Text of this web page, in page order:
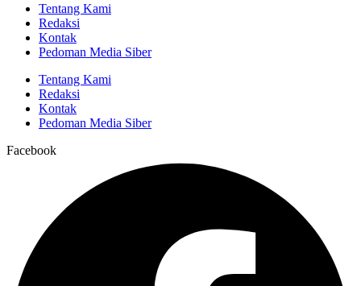
Tentang Kami
Redaksi
Kontak
Pedoman Media Siber
Tentang Kami
Redaksi
Kontak
Pedoman Media Siber
Facebook